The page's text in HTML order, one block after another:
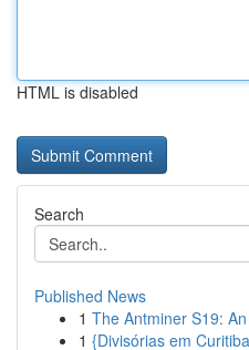
HTML is disabled
Search
Published News
1 The Antminer S19:
1 {Divisórias em